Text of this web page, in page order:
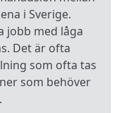
i Sverige.
jobb med låga
Det är ofta
som ofta tas
som behöver